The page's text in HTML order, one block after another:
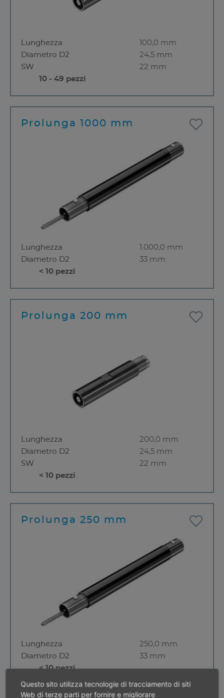
Lunghezza
100,0 mm
Diametro D2
24,5 mm
SW
22 mm
10 - 49 pezzi
Prolunga 1000 mm
Lunghezza
1.000,0 mm
Diametro D2
33 mm
< 10 pezzi
Prolunga 200 mm
Lunghezza
200,0 mm
Diametro D2
24,5 mm
SW
22 mm
< 10 pezzi
Prolunga 250 mm
Lunghezza
250,0 mm
Diametro D2
33 mm
< 10 pezzi
Questo sito utilizza tecnologie di tracciamento di siti
Web di terze parti per fornire e migliorare